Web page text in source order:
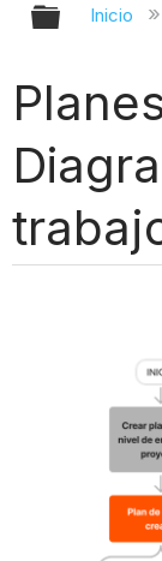
Inicio